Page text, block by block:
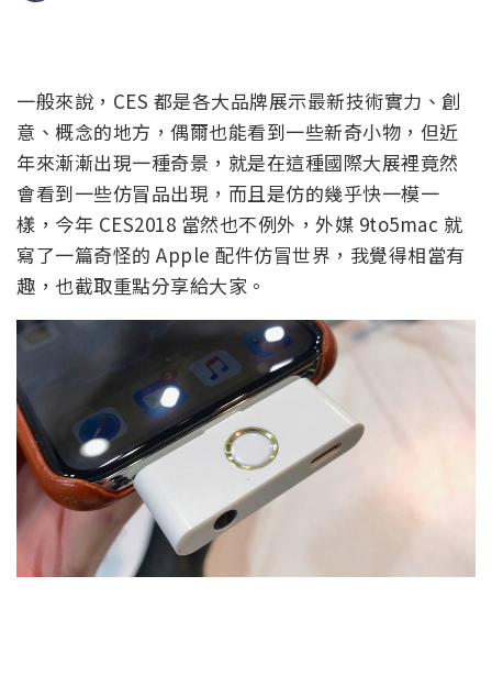
一般來說，CES 都是各大品牌展示最新技術實力、創
意、概念的地方，偶爾也能看到一些新奇小物，但近
年來漸漸出現一種奇景，就是在這種國際大展裡竟然
會看到一些仿冒品出現，而且是仿的幾乎快一模一
樣，今年 CES2018 當然也不例外，外媒 9to5mac 就
寫了一篇奇怪的 Apple 配件仿冒世界，我覺得相當有
趣，也截取重點分享給大家。